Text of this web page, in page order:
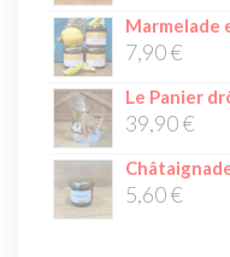
Marmelade
7,90€
Le Panier
39,90€
5,60€